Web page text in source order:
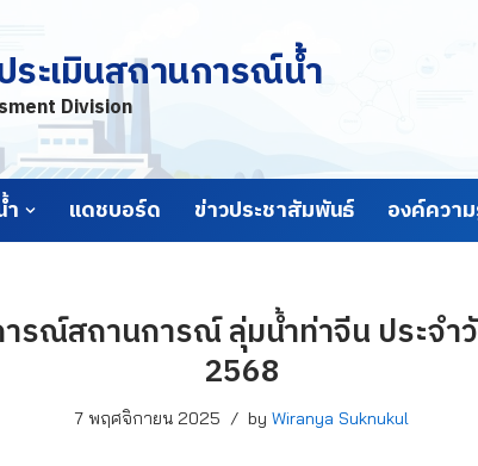
ระเมินสถานการณ์น้ำ
Division
แดชบอร์ด ข่าวประชาสัมพันธ์ องค์ควา
ารณ์สถานการณ์ ลุ่มน้ำท่าจีน ประจ
2568
7 พฤศจิกายน 2025 by Wiranya Suknukul